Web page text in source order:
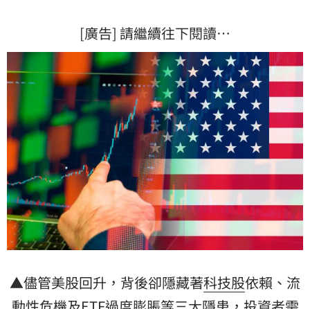
[廣告] 請繼續往下閱讀…
▲儘管美股回升，背後卻隱藏著科技股依賴、流